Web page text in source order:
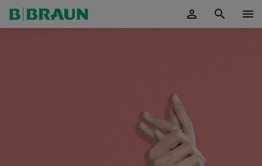
person search menu